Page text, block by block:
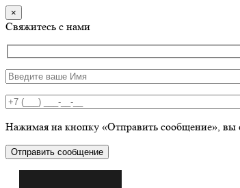
×
Свяжитесь с нами
Нажимая на кнопку «Отправить сообщение», вы
Отправить сообщение